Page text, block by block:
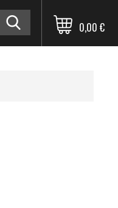
0,00 €